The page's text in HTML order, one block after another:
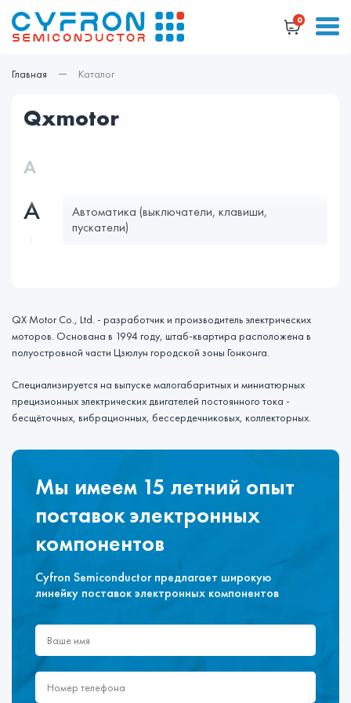
0
Главная Каталог
qxmotor
А
А
Автоматика (выключатели, клавиши,
пускатели)
QX Motor Co., Ltd. - разработчик и производитель электрических
моторов. Основана в 1994 году, штаб-квартира расположена в
полуостровной части Цзюлун городской зоны Гонконга.
Специализируется на выпуске малогабаритных и миниатюрных
прецизионных электрических двигателей постоянного тока -
бесщёточных, вибрационных, бессердечниковых, коллекторных.
Мы имеем 15 летний опыт
поставок электронных
компонентов
Cyfron Semiconductor предлагает широкую
линейку поставок электронных компонентов